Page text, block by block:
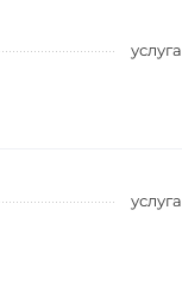
услуга
услуга